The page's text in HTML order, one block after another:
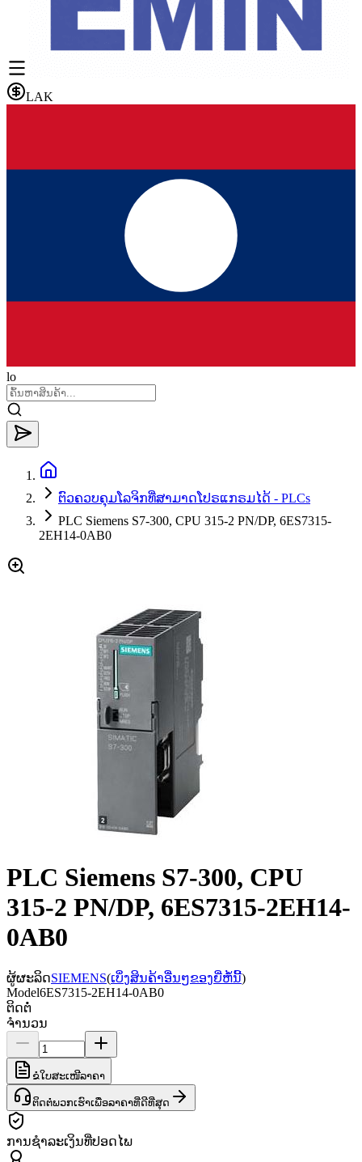
LAK
lo
ຕົວຄວບຄຸມໂລຈິກທີ່ສາມາດໂປຣແກຣມໄດ້ - PLCs
PLC Siemens S7-300, CPU 315-2 PN/DP, 6ES7315-
2EH14-0AB0
PLC Siemens S7-300, CPU
315-2 PN/DP, 6ES7315-2EH14-
0AB0
ຜູ້ຜະລິດSIEMENS(ເບິ່ງສິນຄ້າອື່ນໆຂອງຍີ່ຫໍ້ນີ້)
Model6ES7315-2EH14-0AB0
ຕິດຕໍ່
ຈຳນວນ
ຂໍໃບສະເໜີລາຄາ
ຕິດຕໍ່ພວກເຮົາເພື່ອລາຄາທີ່ດີທີ່ສຸດ
ການຊຳລະເງິນທີ່ປອດໄພ